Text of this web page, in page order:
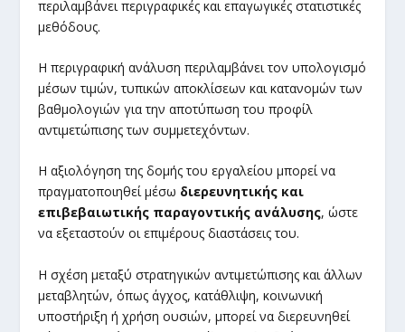
περιλαμβάνει περιγραφικές και επαγωγικές στατιστικές
μεθόδους.
Η περιγραφική ανάλυση περιλαμβάνει τον υπολογισμό
μέσων τιμών, τυπικών αποκλίσεων και κατανομών των
βαθμολογιών για την αποτύπωση του προφίλ
αντιμετώπισης των συμμετεχόντων.
Η αξιολόγηση της δομής του εργαλείου μπορεί να
πραγματοποιηθεί μέσω διερευνητικής και
επιβεβαιωτικής παραγοντικής ανάλυσης, ώστε
να εξεταστούν οι επιμέρους διαστάσεις του.
Η σχέση μεταξύ στρατηγικών αντιμετώπισης και άλλων
μεταβλητών, όπως άγχος, κατάθλιψη, κοινωνική
υποστήριξη ή χρήση ουσιών, μπορεί να διερευνηθεί